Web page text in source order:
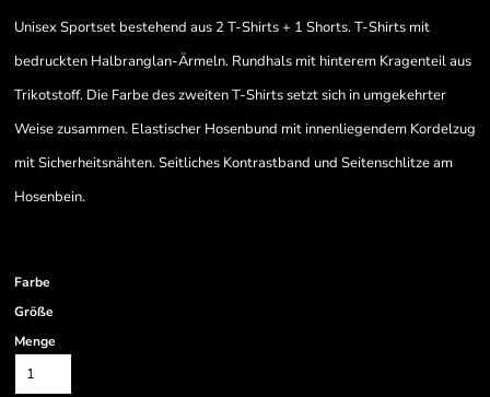
Unisex Sportset bestehend aus 2 T-Shirts + 1 Shorts. T-Shirts mit
bedruckten Halbranglan-Ärmeln. Rundhals mit hinterem Kragenteil aus
Trikotstoff. Die Farbe des zweiten T-Shirts setzt sich in umgekehrter
Weise zusammen. Elastischer Hosenbund mit innenliegendem Kordelzug
mit Sicherheitsnähten. Seitliches Kontrastband und Seitenschlitze am
Hosenbein.
Farbe
Größe
Menge